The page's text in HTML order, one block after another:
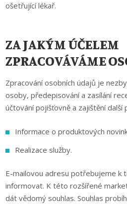
ošetřující lékař.
ZA JAKÝM ÚČELEM
ZPRACOVÁVÁME
Zpracování osobních údajů je
osoby, předepisování a zasílání
účtování pojišťovně a zajištění další
Informace o produktových
Realizace služby.
E-mailovou adresu potřebujeme k
informovat. K této rozšířené
dát vědomý souhlas. Souhlas